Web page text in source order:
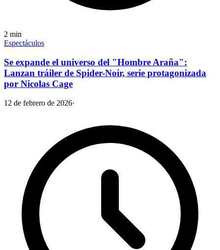
2 min
Espectáculos
Se expande el universo del "Hombre Araña":
Lanzan tráiler de Spider-Noir, serie protagonizada
por Nicolas Cage
12 de febrero de 2026·